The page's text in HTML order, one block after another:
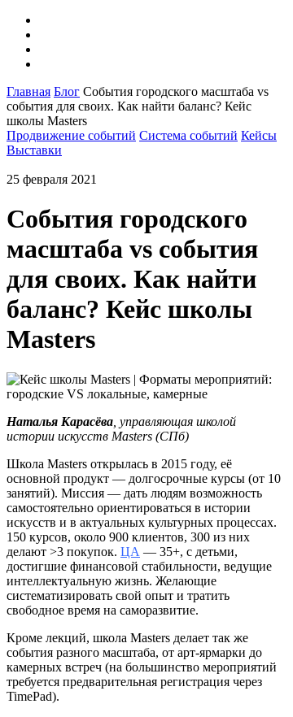
Главная Блог События городского масштаба vs
события для своих. Как найти баланс? Кейс
школы Masters
Продвижение событий Система событий Кейсы
Выставки
25 февраля 2021
События городского
масштаба vs события
для своих. Как найти
баланс? Кейс школы
Masters
Наталья Карасёва управляющая школой
истории искусств Masters (СПб)
Школа Masters открылась в 2015 году, её
основной продукт — долгосрочные курсы (от 10
занятий). Миссия — дать людям возможность
самостоятельно ориентироваться в истории
искусств и в актуальных культурных процессах.
150 курсов, около 900 клиентов, 300 из них
делают >3 покупок. ЦА — 35+, с детьми,
достигшие финансовой стабильности, ведущие
интеллектуальную жизнь. Желающие
систематизировать свой опыт и тратить
свободное время на саморазвитие.
Кроме лекций, школа Masters делает так же
события разного масштаба, от арт-ярмарки до
камерных встреч (на большинство мероприятий
требуется предварительная регистрация через
TimePad).